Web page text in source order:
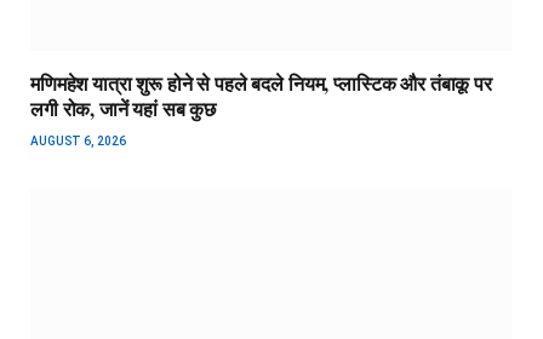
मणिमहेश यात्रा शुरू होने से पहले बदले नियम, प्लास्टिक और तंबाकू पर
लगी रोक, जानें यहां सब कुछ
AUGUST 6, 2026